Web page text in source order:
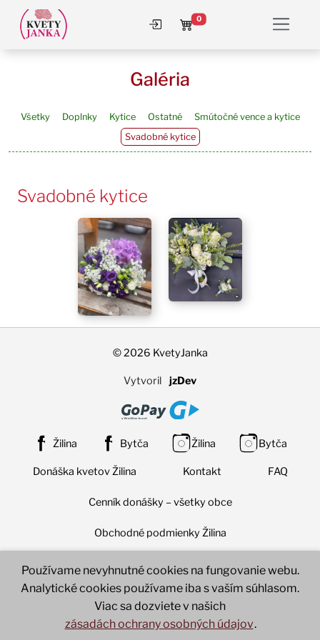
Prihlásiť sa
Košík
0
Galéria
Všetky Doplnky Kytice Ostatné
Smútočné vence a kytice
Svadobné kytice
Svadobné kytice
Nastavenia súborov cookie
Používame nevyhnutné cookies na fungovanie webu.
Analytické cookies používame iba s vaším súhlasom.
Viac sa dozviete v našich
zásadách ochrany osobných údajov.
© 2026 KvetyJanka
Vytvoril jzDev
Žilina Bytča Žilina Bytča
Donáška kvetov Žilina Kontakt FAQ
Cenník donášky – všetky obce
Obchodné podmienky Žilina
Obchodné podmienky Bytča
Ochrana osobných údajov (GDPR)
Reklamačný poriadok Doručenie a platba